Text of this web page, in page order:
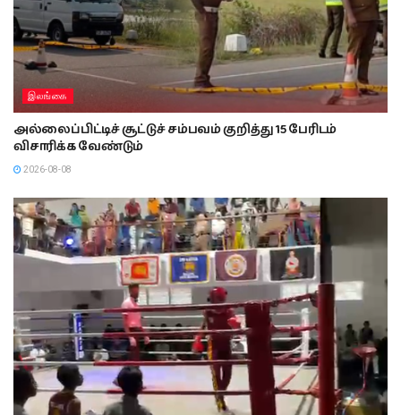
இலங்கை
அல்லைப்பிட்டிச் சூட்டுச் சம்பவம் குறித்து 15 பேரிடம்
விசாரிக்க வேண்டும்
2026-08-08